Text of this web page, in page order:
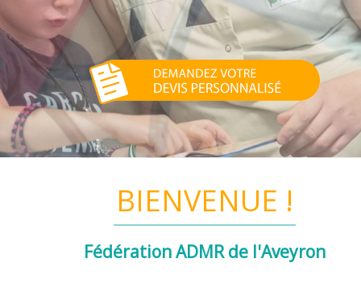
BIENVENUE !
Fédération ADMR de l'Aveyron